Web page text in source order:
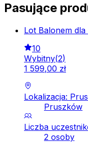
Pasujące
Lot Balonem
10
Wybitny(2)
1 599,00 zł
Lokalizacja:
Pruszków
Liczba
2 osoby